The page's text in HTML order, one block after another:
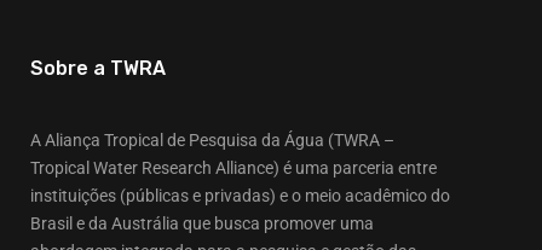
Sobre a TWRA
A Aliança Tropical de Pesquisa da Água (TWRA –
Tropical Water Research Alliance) é uma parceria entre
instituições (públicas e privadas) e o meio acadêmico do
Brasil e da Austrália que busca promover uma